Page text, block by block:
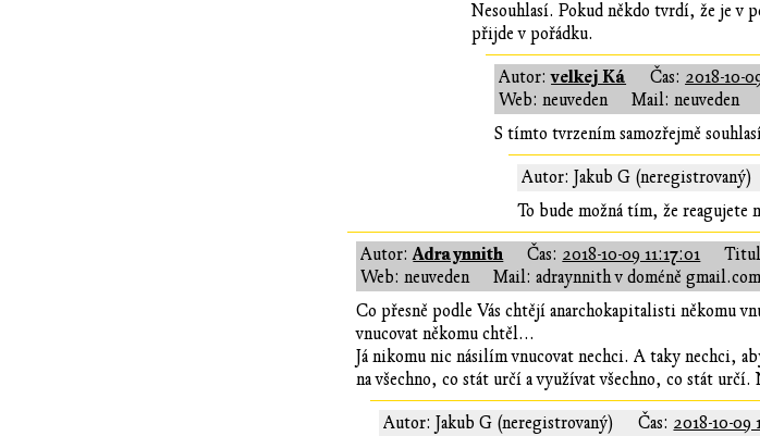
Nesouhlasí. Pokud někdo tvrdí, že je v
přijde v pořádku.
Autor:velkej Ká Čas: 2018-10-
Web: neuveden
Mail: neuveden
S tímto tvrzením samozřejmě
Autor: Jakub G (neregistrovaný)
To bude možná tím, že reagujete
Autor:Adraynnith Čas: 2018-10-09 11:17:01
Web: neuveden
Mail: adraynnith v doméně
Co přesně podle Vás chtějí anarchokapitalisti někomu
vnucovat někomu chtěl...
Já nikomu nic násilím vnucovat nechci. A taky nechci,
na všechno, co stát určí a využívat všechno, co stát
Autor: Jakub G (neregistrovaný) Čas: 2018-10-09